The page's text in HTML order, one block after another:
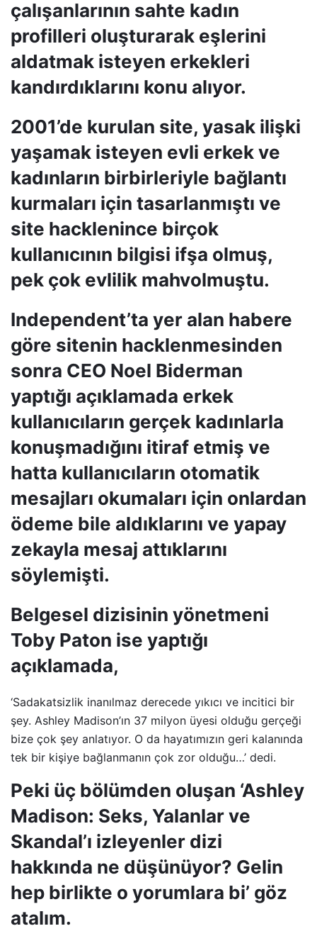
çalışanlarının sahte kadın
profilleri oluşturarak eşlerini
aldatmak isteyen erkekleri
kandırdıklarını konu alıyor.
2001’de kurulan site, yasak ilişki
yaşamak isteyen evli erkek ve
kadınların birbirleriyle bağlantı
kurmaları için tasarlanmıştı ve
site hacklenince birçok
kullanıcının bilgisi ifşa olmuş,
pek çok evlilik mahvolmuştu.
Independent’ta yer alan habere
göre sitenin hacklenmesinden
sonra CEO Noel Biderman
yaptığı açıklamada erkek
kullanıcıların gerçek kadınlarla
konuşmadığını itiraf etmiş ve
hatta kullanıcıların otomatik
mesajları okumaları için onlardan
ödeme bile aldıklarını ve yapay
zekayla mesaj attıklarını
söylemişti.
Belgesel dizisinin yönetmeni
Toby Paton ise yaptığı
açıklamada,
‘Sadakatsizlik inanılmaz derecede yıkıcı ve incitici bir
şey. Ashley Madison’ın 37 milyon üyesi olduğu gerçeği
bize çok şey anlatıyor. O da hayatımızın geri kalanında
tek bir kişiye bağlanmanın çok zor olduğu…’ dedi.
Peki üç bölümden oluşan ‘Ashley
Madison: Seks, Yalanlar ve
Skandal’ı izleyenler dizi
hakkında ne düşünüyor? Gelin
hep birlikte o yorumlara bi’ göz
atalım.